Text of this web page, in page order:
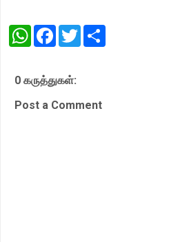
W
A
p
F
o
k
T
0 கருத்துகள்:
Post a Comment